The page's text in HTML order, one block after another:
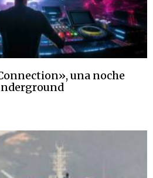
una noche